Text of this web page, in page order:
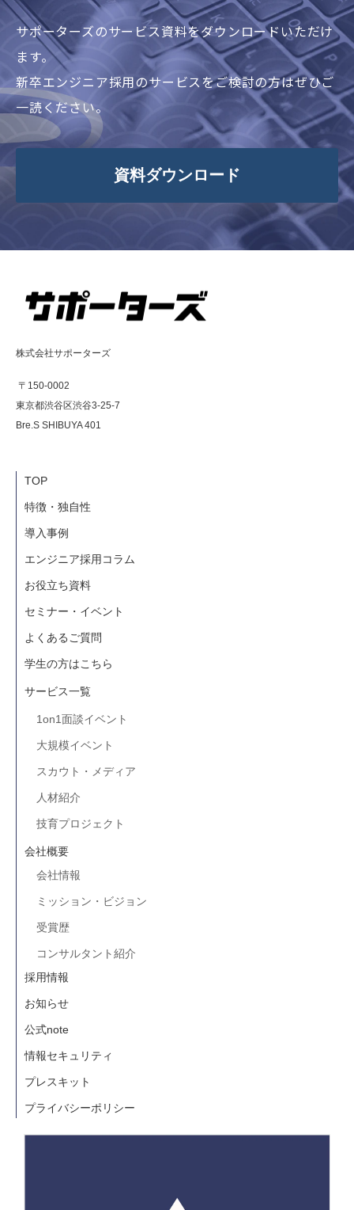
サポーターズのサービス資料をダウンロードいただけ
ます。
新卒エンジニア採用のサービスをご検討の方はぜひご
一読ください。
資料ダウンロード
株式会社サポーターズ
〒150-0002
東京都渋谷区渋谷3-25-7
Bre.S SHIBUYA 401
TOP
特徴・独自性
導入事例
エンジニア採用コラム
お役立ち資料
セミナー・イベント
よくあるご質問
学生の方はこちら
サービス一覧
1on1面談イベント
大規模イベント
スカウト・メディア
人材紹介
技育プロジェクト
会社概要
会社情報
ミッション・ビジョン
受賞歴
コンサルタント紹介
採用情報
お知らせ
公式note
情報セキュリティ
プレスキット
プライバシーポリシー